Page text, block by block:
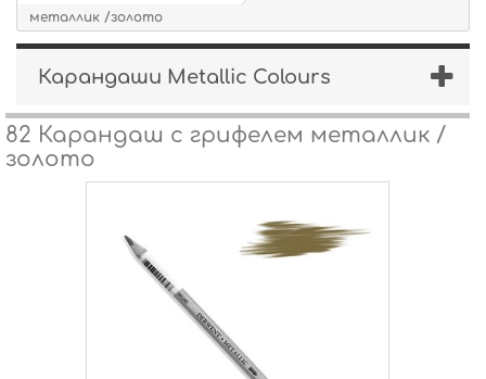
металлик /золото
Карандаши Metallic Colours
82 Карандаш с грифелем металлик /
золото